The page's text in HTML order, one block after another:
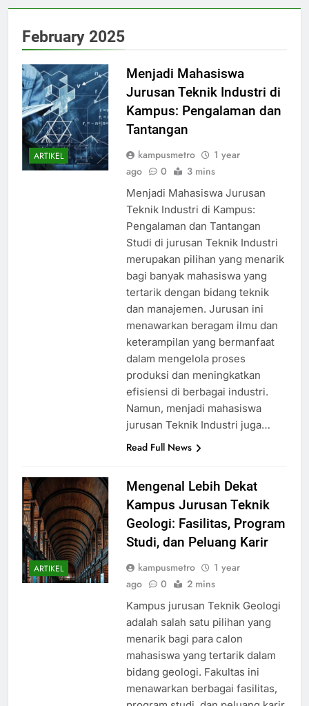
February 2025
ARTIKEL
Menjadi Mahasiswa
Jurusan Teknik Industri di
Kampus: Pengalaman dan
Tantangan
kampusmetro
1 year
ago
0 3 mins
Menjadi Mahasiswa Jurusan
Teknik Industri di Kampus:
Pengalaman dan Tantangan
Studi di jurusan Teknik Industri
merupakan pilihan yang menarik
bagi banyak mahasiswa yang
tertarik dengan bidang teknik
dan manajemen. Jurusan ini
menawarkan beragam ilmu dan
keterampilan yang bermanfaat
dalam mengelola proses
produksi dan meningkatkan
efisiensi di berbagai industri.
Namun, menjadi mahasiswa
jurusan Teknik Industri juga…
Read Full News
ARTIKEL
Mengenal Lebih Dekat
Kampus Jurusan Teknik
Geologi: Fasilitas, Program
Studi, dan Peluang Karir
kampusmetro
1 year
ago
0 2 mins
Kampus jurusan Teknik Geologi
adalah salah satu pilihan yang
menarik bagi para calon
mahasiswa yang tertarik dalam
bidang geologi. Fakultas ini
menawarkan berbagai fasilitas,